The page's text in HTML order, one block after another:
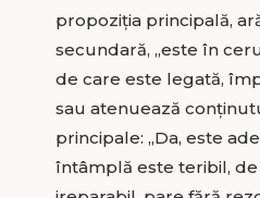
propoziţia principală,
secundară, „este în
de care este legată,
sau atenuează
principale: „Da, este
întâmplă este teribil,